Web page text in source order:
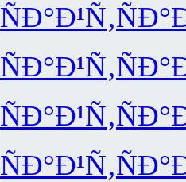
ÑÐ°Ð¹Ñ‚
ÑÐ°Ð¹Ñ‚
ÑÐ°Ð¹Ñ‚
ÑÐ°Ð¹Ñ‚